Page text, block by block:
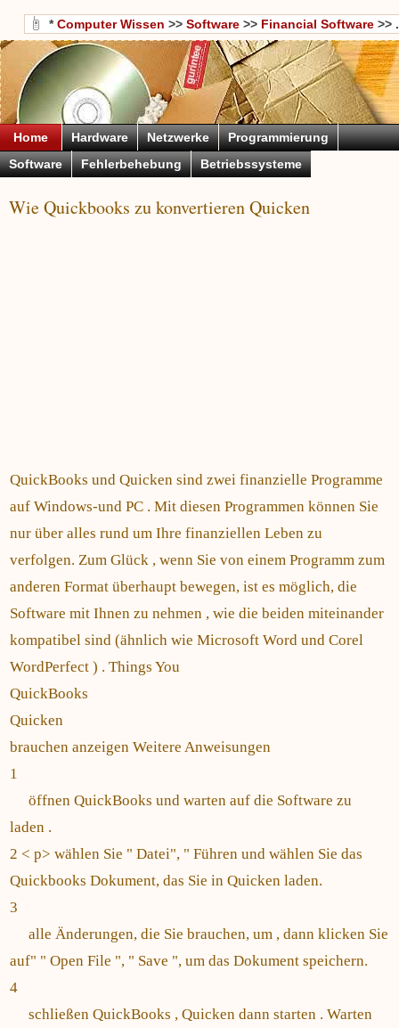
*Computer Wissen >> Software >> Financial Software >> .
Home Hardware Netzwerke
Programmierung
Software
Fehlerbehebung Betriebssysteme
Wie Quickbooks zu konvertieren Quicken
QuickBooks und Quicken sind zwei finanzielle Programme
auf Windows-und PC . Mit diesen Programmen können Sie
nur über alles rund um Ihre finanziellen Leben zu
verfolgen. Zum Glück , wenn Sie von einem Programm zum
anderen Format überhaupt bewegen, ist es möglich, die
Software mit Ihnen zu nehmen , wie die beiden miteinander
kompatibel sind (ähnlich wie Microsoft Word und Corel
WordPerfect ) . Things You
QuickBooks
Quicken
brauchen anzeigen Weitere Anweisungen
1
öffnen QuickBooks und warten auf die Software zu
laden .
2 < p> wählen Sie " Datei", " Führen und wählen Sie das
Quickbooks Dokument, das Sie in Quicken laden.
3
alle Änderungen, die Sie brauchen, um , dann klicken Sie
auf" " Open File ", " Save ", um das Dokument speichern.
4
schließen QuickBooks , Quicken dann starten . Warten